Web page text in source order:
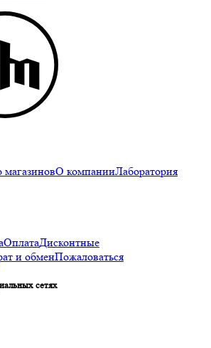
О компанииЛаборатория
ОплатаДисконтные
и обменПожаловаться
сетях